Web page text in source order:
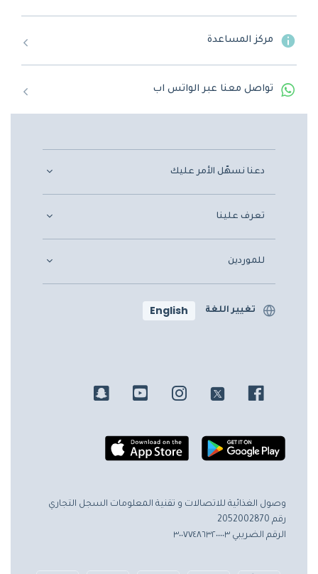
مركز المساعدة
تواصل معنا عبر الواتس اب
دعنا نسهّل الأمر عليك
تعرف علينا
للموردين
تغيير اللغة English
وصول الغذائية للاتصالات و تقنية المعلومات السجل التجاري
رقم 2052002870
الرقم الضريبي ٣٠٠٧٧٤٨٦٣٢٠٠٠٠٣